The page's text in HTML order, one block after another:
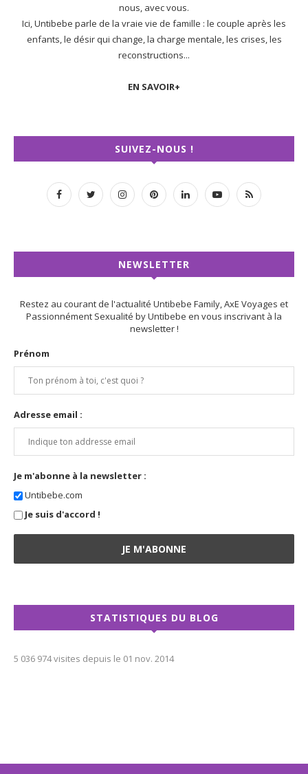
nous, avec vous.
Ici, Untibebe parle de la vraie vie de famille : le couple après les
enfants, le désir qui change, la charge mentale, les crises, les
reconstructions...
EN SAVOIR+
SUIVEZ-NOUS !
NEWSLETTER
Restez au courant de l'actualité Untibebe Family, AxE Voyages et
Passionnément Sexualité by Untibebe en vous inscrivant à la
newsletter !
Prénom
Adresse email :
Je m'abonne à la newsletter :
Untibebe.com
Je suis d'accord !
STATISTIQUES DU BLOG
5 036 974 visites depuis le 01 nov. 2014